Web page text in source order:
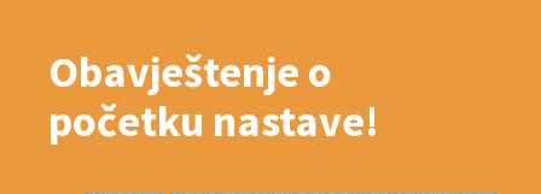
Obavještenje o
početku nastave!